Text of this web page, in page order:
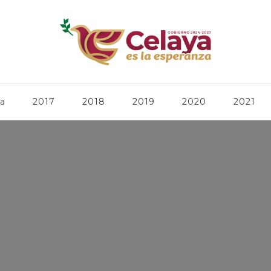
2017 2018 2019 2020 2021